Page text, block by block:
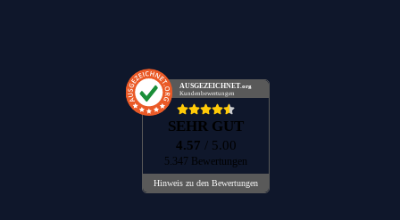
AUSGEZEICHNET .org
Kundenbewertungen
SEHR GUT
4.57 / 5.00
5.347 Bewertungen
Hinweis zu den Bewertungen